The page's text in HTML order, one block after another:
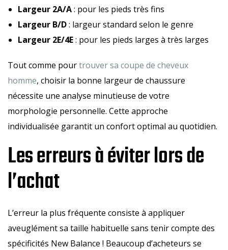
Largeur 2A/A: pour les pieds très fins
Largeur B/D: largeur standard selon le genre
Largeur 2E/4E: pour les pieds larges à très larges
Tout comme pourtrouver sa coupe de cheveux
homme, choisir la bonne largeur de chaussure
nécessite une analyse minutieuse de votre
morphologie personnelle. Cette approche
individualisée garantit un confort optimal au quotidien.
Les erreurs à éviter lors de
l’achat
L’erreur la plus fréquente consiste à appliquer
aveuglément sa taille habituelle sans tenir compte des
spécificités New Balance ! Beaucoup d’acheteurs se